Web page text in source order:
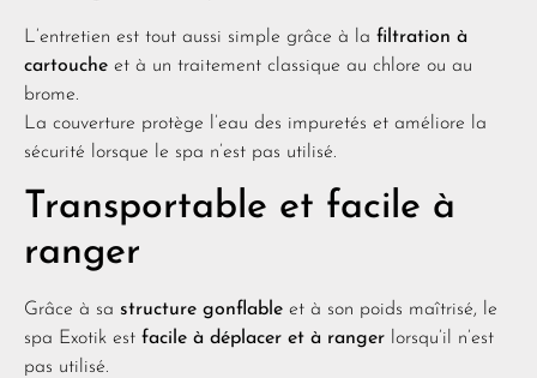
L’entretien est tout aussi simple grâce à la filtration à
cartouche et à un traitement classique au chlore ou au
brome.
La couverture protège l’eau des impuretés et améliore la
sécurité lorsque le spa n’est pas utilisé.
Transportable et facile à
ranger
Grâce à sa structure gonflable et à son poids maîtrisé, le
spa Exotik est facile à déplacer et à ranger lorsqu’il n’est
pas utilisé.